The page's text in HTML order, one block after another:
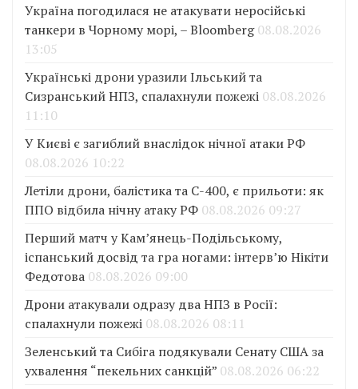
Україна погодилася не атакувати неросійські
танкери в Чорному морі, – Bloomberg 08.08.2026
13:05
Українські дрони уразили Ільський та
Сизранський НПЗ, спалахнули пожежі 08.08.2026
11:10
У Києві є загиблий внаслідок нічної атаки РФ
08.08.2026 10:22
Летіли дрони, балістика та С-400, є прильоти: як
ППО відбила нічну атаку РФ 08.08.2026 09:27
Перший матч у Кам’янець-Подільському,
іспанський досвід та гра ногами: інтерв’ю Нікіти
Федотова 08.08.2026 09:00
Дрони атакували одразу два НПЗ в Росії:
спалахнули пожежі 08.08.2026 08:11
Зеленський та Сибіга подякували Сенату США за
ухвалення “пекельних санкцій” 08.08.2026 06:22